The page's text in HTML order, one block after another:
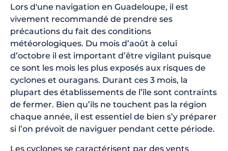
Lors d'une navigation en Guadeloupe, il est
vivement recommandé de prendre ses
précautions du fait des conditions
météorologiques. Du mois d’août à celui
d’octobre il est important d’être vigilant puisque
ce sont les mois les plus exposés aux risques de
cyclones et ouragans. Durant ces 3 mois, la
plupart des établissements de l’île sont contraints
de fermer. Bien qu’ils ne touchent pas la région
chaque année, il est essentiel de bien s’y préparer
si l’on prévoit de naviguer pendant cette période.
Les cyclones se caractérisent par des vents